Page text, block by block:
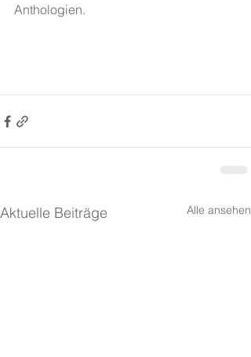
Anthologien.
Aktuelle Beiträge Alle ansehen